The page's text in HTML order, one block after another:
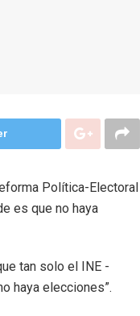
Política-Electoral
es que no haya
tan solo el INE -
haya elecciones”.